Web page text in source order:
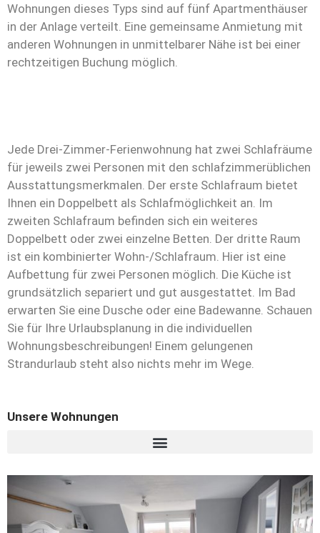
Wohnungen dieses Typs sind auf fünf Apartmenthäuser
in der Anlage verteilt. Eine gemeinsame Anmietung mit
anderen Wohnungen in unmittelbarer Nähe ist bei einer
rechtzeitigen Buchung möglich.
Jede Drei-Zimmer-Ferienwohnung hat zwei Schlafräume
für jeweils zwei Personen mit den schlafzimmerüblichen
Ausstattungsmerkmalen. Der erste Schlafraum bietet
Ihnen ein Doppelbett als Schlafmöglichkeit an. Im
zweiten Schlafraum befinden sich ein weiteres
Doppelbett oder zwei einzelne Betten. Der dritte Raum
ist ein kombinierter Wohn-/Schlafraum. Hier ist eine
Aufbettung für zwei Personen möglich. Die Küche ist
grundsätzlich separiert und gut ausgestattet. Im Bad
erwarten Sie eine Dusche oder eine Badewanne. Schauen
Sie für Ihre Urlaubsplanung in die individuellen
Wohnungsbeschreibungen! Einem gelungenen
Strandurlaub steht also nichts mehr im Wege.
Unsere Wohnungen